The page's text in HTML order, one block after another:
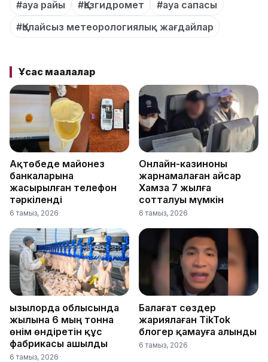
#ауа райы #Қазгидромет
#ауа сапасы
#Қолайсыз метеорологиялық жағдайлар
Ұқсас мақалалар
Ақтөбеде майонез
банкаларына
жасырылған телефон
тәркіленді
6 тамыз, 2026
Онлайн-казиноны
жарнамалаған Қайсар
Хамза 7 жылға
сотталуы мүмкін
6 тамыз, 2026
Қызылорда облысында
жылына 6 мың тонна
өнім өндіретін құс
фабрикасы ашылды
6 тамыз, 2026
Балағат сөздер
жариялаған TikTok
блогер қамауға алынды
6 тамыз, 2026